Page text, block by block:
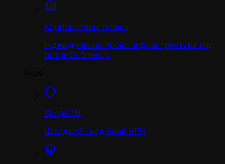
Корпоративні проксі
Індивідуальна проксі-інфраструктура під
потреби бізнесу.
WingVPN
Швидкий і надійний VPN